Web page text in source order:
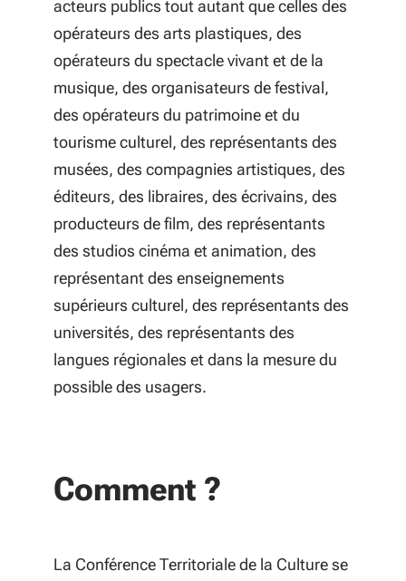
acteurs publics tout autant que celles des
opérateurs des arts plastiques, des
opérateurs du spectacle vivant et de la
musique, des organisateurs de festival,
des opérateurs du patrimoine et du
tourisme culturel, des représentants des
musées, des compagnies artistiques, des
éditeurs, des libraires, des écrivains, des
producteurs de film, des représentants
des studios cinéma et animation, des
représentant des enseignements
supérieurs culturel, des représentants des
universités, des représentants des
langues régionales et dans la mesure du
possible des usagers.
Comment ?
La Conférence Territoriale de la Culture se